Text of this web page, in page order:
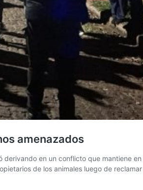
amenazados
en un conflicto que mantiene
de los animales luego de